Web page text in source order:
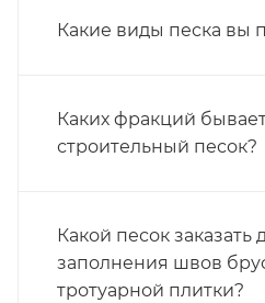
Какие виды песка вы
Каких фракций
строительный песок?
Какой песок заказать
заполнения швов
тротуарной плитки?